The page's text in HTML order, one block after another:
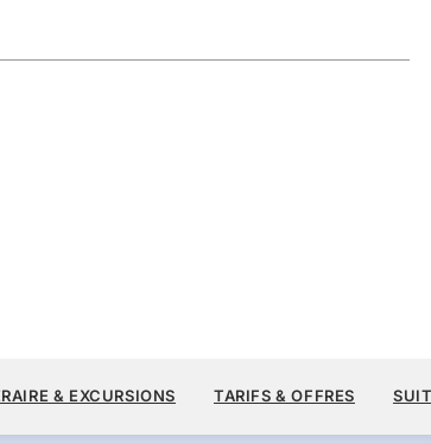
12 JOURS
PAR
& EXCURSIONS TARIFS & OFFRES